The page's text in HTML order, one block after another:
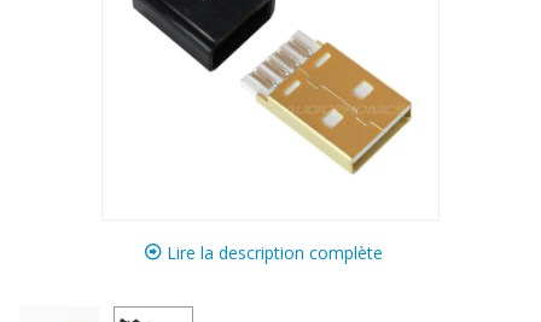
Lire la description complète